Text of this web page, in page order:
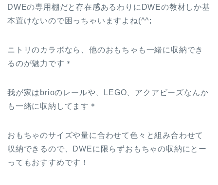
DWEの専用棚だと存在感あるわりにDWEの教材しか基
本置けないので困っちゃいますよね(^^;
ニトリのカラボなら、他のおもちゃも一緒に収納でき
るのが魅力です＊
我が家はbrioのレールや、LEGO、アクアビーズなんか
も一緒に収納してます＊
おもちゃのサイズや量に合わせて色々と組み合わせて
収納できるので、DWEに限らずおもちゃの収納にとー
ってもおすすめです！